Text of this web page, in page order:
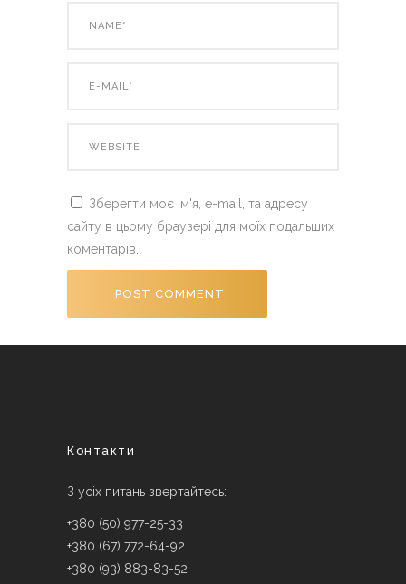
Зберегти моє ім'я, e-mail, та адресу
сайту в цьому браузері для моїх подальших
коментарів.
Контакти
З усіх питань звертайтесь:
+380 (50) 977-25-33
+380 (67) 772-64-92
+380 (93) 883-83-52